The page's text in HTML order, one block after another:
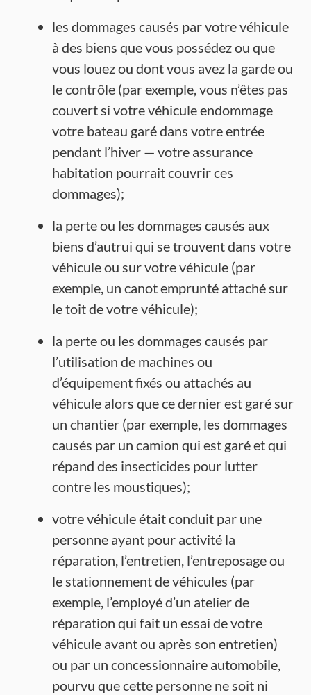
les dommages causés par votre véhicule
à des biens que vous possédez ou que
vous louez ou dont vous avez la garde ou
le contrôle (par exemple, vous n’êtes pas
couvert si votre véhicule endommage
votre bateau garé dans votre entrée
pendant l’hiver — votre assurance
habitation pourrait couvrir ces
dommages);
la perte ou les dommages causés aux
biens d’autrui qui se trouvent dans votre
véhicule ou sur votre véhicule (par
exemple, un canot emprunté attaché sur
le toit de votre véhicule);
la perte ou les dommages causés par
l’utilisation de machines ou
d’équipement fixés ou attachés au
véhicule alors que ce dernier est garé sur
un chantier (par exemple, les dommages
causés par un camion qui est garé et qui
répand des insecticides pour lutter
contre les moustiques);
votre véhicule était conduit par une
personne ayant pour activité la
réparation, l’entretien, l’entreposage ou
le stationnement de véhicules (par
exemple, l’employé d’un atelier de
réparation qui fait un essai de votre
véhicule avant ou après son entretien)
ou par un concessionnaire automobile,
pourvu que cette personne ne soit ni